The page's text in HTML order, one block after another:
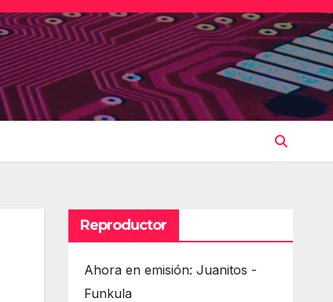
Reproductor
Ahora en emisión: Juanitos -
Funkula